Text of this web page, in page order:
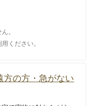
。
ください。
の方・急がない